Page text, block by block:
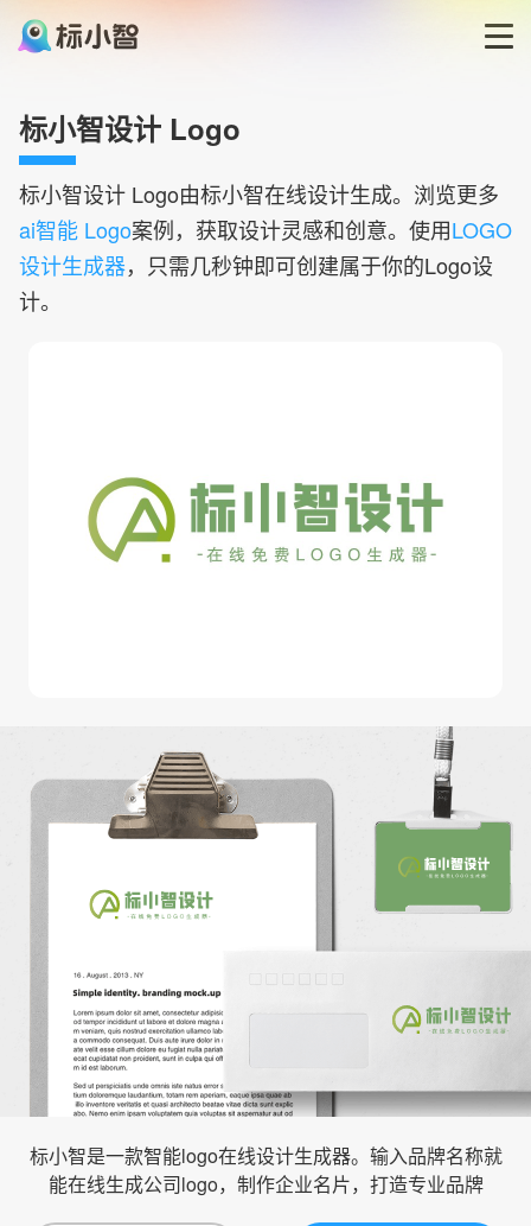
LOGO生成器
LOGO模板
标小智设计 Logo
标小智设计 Logo由标小智在线设计生成。浏览更多
ai智能 Logo案例，获取设计灵感和创意。使用LOGO
设计生成器，只需几秒钟即可创建属于你的Logo设
计。
标小智是一款智能logo在线设计生成器。输入品牌名称就
能在线生成公司logo，制作企业名片，打造专业品牌